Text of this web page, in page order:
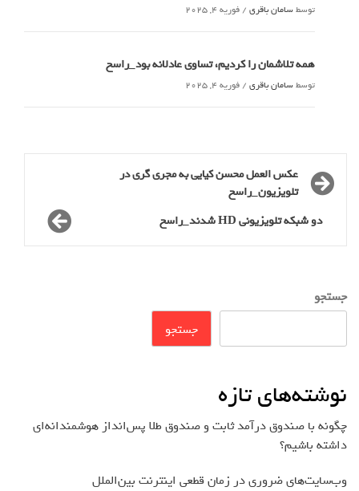
توسطسامان باقری / فوریه 4, 2025
همه تلاشمان را کردیم، تساوی عادلانه بود_راسخ
توسطسامان باقری / فوریه 4, 2025
عکس العمل محسن کیایی به مجری گری در
تلویزیون_راسخ
دو شبکه تلویزیونی HD شدند_راسخ
جستجو
جستجو
نوشته‌های تازه
چگونه با صندوق درآمد ثابت و صندوق طلا پس‌انداز هوشمندانه‌ای
داشته باشیم؟
وب‌سایت‌های ضروری در زمان قطعی اینترنت بین‌الملل